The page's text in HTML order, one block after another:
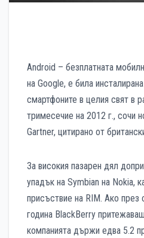
Android – безплатната
на Google, е била
смартфоните в целия свят в
тримесечие на 2012 г., сочи
Gartner, цитирано от
За високия пазарен дял
упадък на Symbian на Nokia,
присъствие на RIM. Ако
година BlackBerry
компанията държи едва 5.2